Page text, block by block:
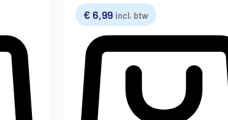
€ 6,99 incl. btw